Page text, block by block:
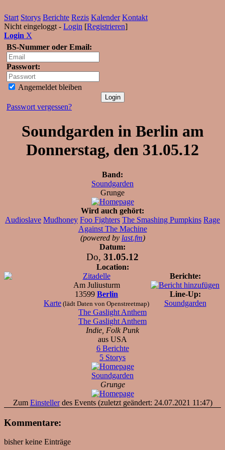
Start Storys Berichte Rezis Kalender Kontakt
Nicht eingeloggt - Login [Registrieren]
Login X
BS-Nummer oder Email:
Passwort:
Angemeldet bleiben
Passwort vergessen?
Soundgarden in Berlin am
Donnerstag, den 31.05.12
Band:
Soundgarden
Grunge
Wird auch gehört:
Audioslave Mudhoney Foo Fighters The Smashing Pumpkins Rage
Against The Machine
(powered by last.fm)
Datum:
Do, 31.05.12
Location:
Zitadelle
Am Juliusturm
13599 Berlin
Karte (lädt Daten von Openstreetmap)
Berichte:
Line-Up:
Soundgarden
The Gaslight Anthem
The Gaslight Anthem
Indie, Folk Punk
aus USA
6 Berichte
5 Storys
Soundgarden
Grunge
Zum Einstellerdes Events (zuletzt geändert: 24.07.2021 11:47)
Kommentare:
bisher keine Einträge